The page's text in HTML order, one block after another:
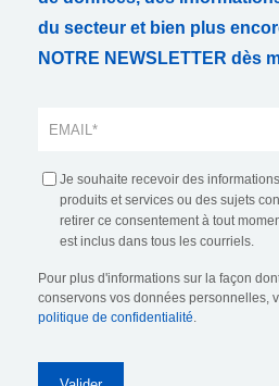
du secteur et bien plus
NOTRE NEWSLETTER dès
Je souhaite recevoir des
produits et services ou des sujets
retirer ce consentement à tout
est inclus dans tous les courriels.
Pour plus d'informations sur la façon
conservons vos données personnelles,
politique de confidentialité.